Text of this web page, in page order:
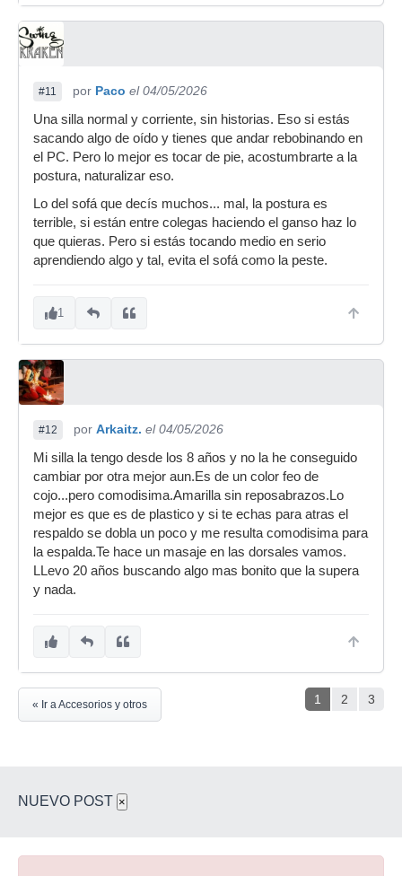
#11 por Paco el 04/05/2026
Una silla normal y corriente, sin historias. Eso si estás
sacando algo de oído y tienes que andar rebobinando en
el PC. Pero lo mejor es tocar de pie, acostumbrarte a la
postura, naturalizar eso.
Lo del sofá que decís muchos... mal, la postura es
terrible, si están entre colegas haciendo el ganso haz lo
que quieras. Pero si estás tocando medio en serio
aprendiendo algo y tal, evita el sofá como la peste.
1
#12 por Arkaitz. el 04/05/2026
Mi silla la tengo desde los 8 años y no la he conseguido
cambiar por otra mejor aun.Es de un color feo de
cojo...pero comodisima.Amarilla sin reposabrazos.Lo
mejor es que es de plastico y si te echas para atras el
respaldo se dobla un poco y me resulta comodisima para
la espalda.Te hace un masaje en las dorsales vamos.
LLevo 20 años buscando algo mas bonito que la supera
y nada.
1 2 3
« Ir a Accesorios y otros
NUEVO POST ×